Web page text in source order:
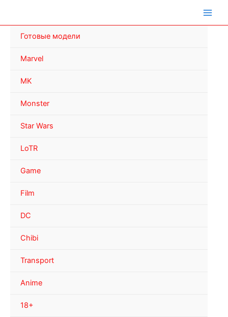
Готовые модели
Marvel
MK
Monster
Star Wars
LoTR
Game
Film
DC
Chibi
Transport
Anime
18+